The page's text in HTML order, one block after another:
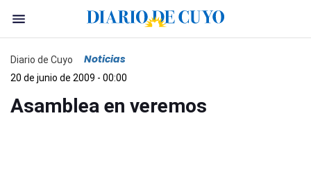
Diario de Cuyo Noticias
20 de junio de 2009 - 00:00
Asamblea en veremos